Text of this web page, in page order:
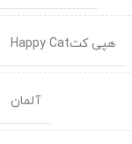
هپی کتHappy Cat
آلمان